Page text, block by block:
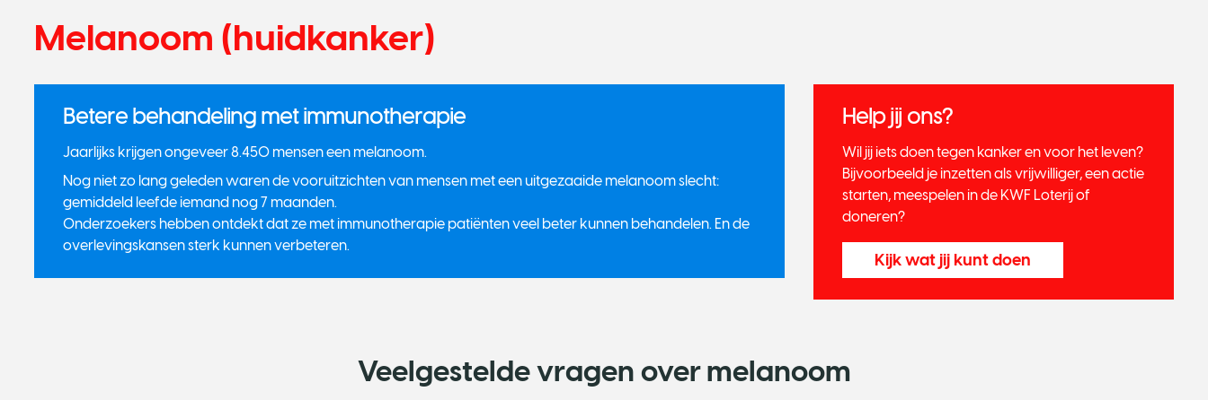
Melanoom (huidkanker)
Betere behandeling met immunotherapie
​Jaarlijks krijgen ongeveer 8.450 mensen een melanoom.
Nog niet zo lang geleden waren de vooruitzichten van mensen met een uitgezaaide melanoom slecht:
gemiddeld leefde iemand nog 7 maanden.
Onderzoekers hebben ontdekt dat ze met immunotherapie patiënten veel beter kunnen behandelen. En de
overlevingskansen sterk kunnen verbeteren.
Help jij ons?
Wil jij iets doen tegen kanker en voor het leven?
Bijvoorbeeld je inzetten als vrijwilliger, een actie
starten, meespelen in de KWF Loterij of
doneren?
Kijk wat jij kunt doen
Veelgestelde vragen over melanoom